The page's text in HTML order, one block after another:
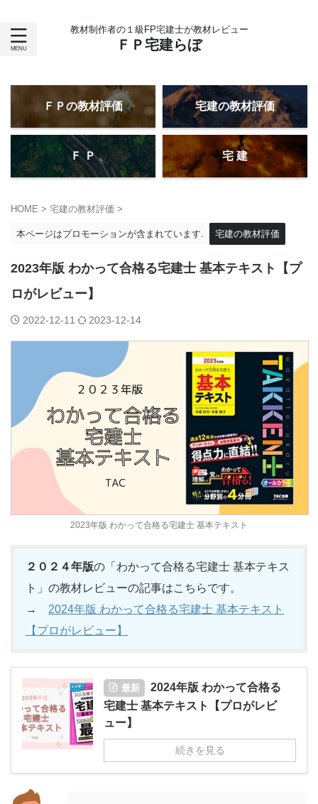
教材制作者の１級FP宅建士が教材レビュー
ＦＰ宅建らぼ
ＦＰの教材評価 宅建の教材評価
Ｆ Ｐ 宅 建
HOME > 宅建の教材評価 >
本ページはプロモーションが含まれています. 宅建の教材評価
2023年版 わかって合格る宅建士 基本テキスト【プ
ロがレビュー】
2022-12-11 2023-12-14
2023年版 わかって合格る宅建士 基本テキスト
２０２４年版の「わかって合格る宅建士 基本テキス
ト」の教材レビューの記事はこちらです。
→ 2024年版 わかって合格る宅建士 基本テキスト
【プロがレビュー】
最新
2024年版 わかって合格る
宅建士 基本テキスト【プロがレビ
ュー】
続きを見る